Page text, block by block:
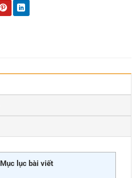
Mục lục bài viết